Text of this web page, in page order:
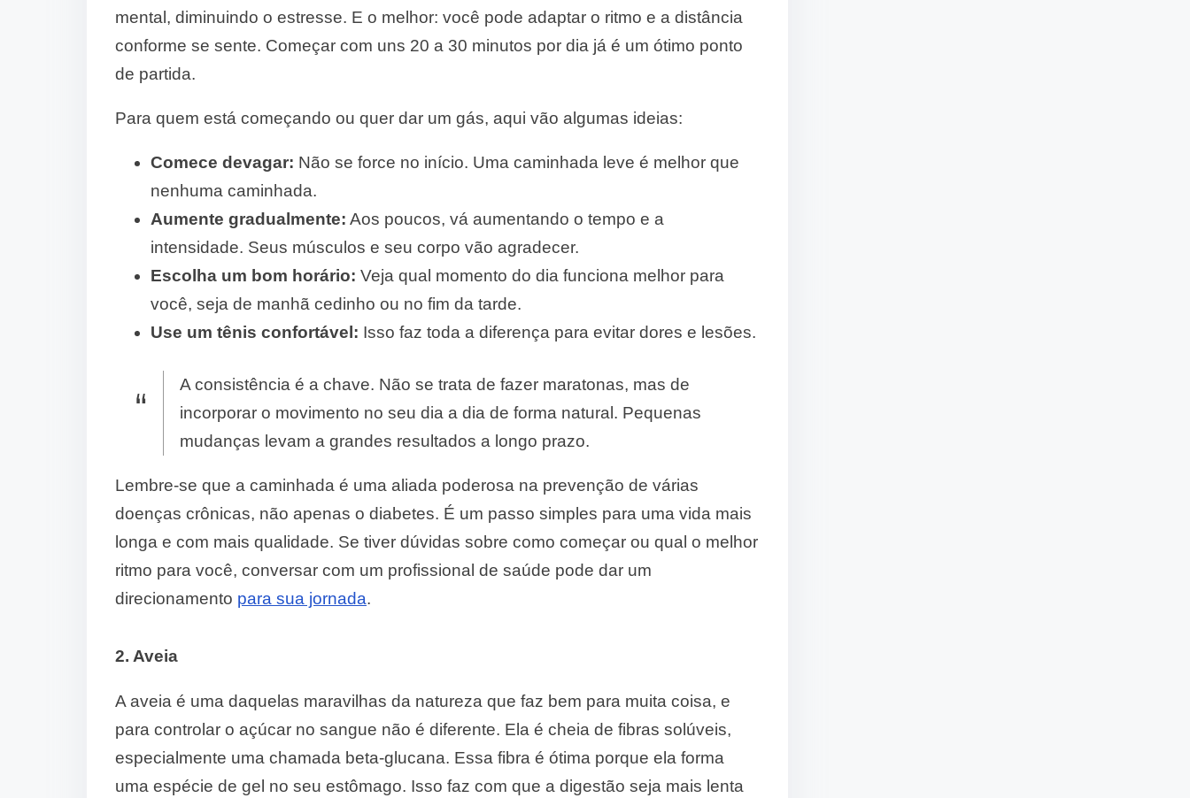
mental, diminuindo o estresse. E o melhor: você pode adaptar o ritmo e a distância
conforme se sente. Começar com uns 20 a 30 minutos por dia já é um ótimo ponto
de partida.
Para quem está começando ou quer dar um gás, aqui vão algumas ideias:
Comece devagar: Não se force no início. Uma caminhada leve é melhor que
nenhuma caminhada.
Aumente gradualmente: Aos poucos, vá aumentando o tempo e a
intensidade. Seus músculos e seu corpo vão agradecer.
Escolha um bom horário: Veja qual momento do dia funciona melhor para
você, seja de manhã cedinho ou no fim da tarde.
Use um tênis confortável: Isso faz toda a diferença para evitar dores e lesões.
A consistência é a chave. Não se trata de fazer maratonas, mas de
incorporar o movimento no seu dia a dia de forma natural. Pequenas
mudanças levam a grandes resultados a longo prazo.
Lembre-se que a caminhada é uma aliada poderosa na prevenção de várias
doenças crônicas, não apenas o diabetes. É um passo simples para uma vida mais
longa e com mais qualidade. Se tiver dúvidas sobre como começar ou qual o melhor
ritmo para você, conversar com um profissional de saúde pode dar um
direcionamento para sua jornada.
2. Aveia
A aveia é uma daquelas maravilhas da natureza que faz bem para muita coisa, e
para controlar o açúcar no sangue não é diferente. Ela é cheia de fibras solúveis,
especialmente uma chamada beta-glucana. Essa fibra é ótima porque ela forma
uma espécie de gel no seu estômago. Isso faz com que a digestão seja mais lenta